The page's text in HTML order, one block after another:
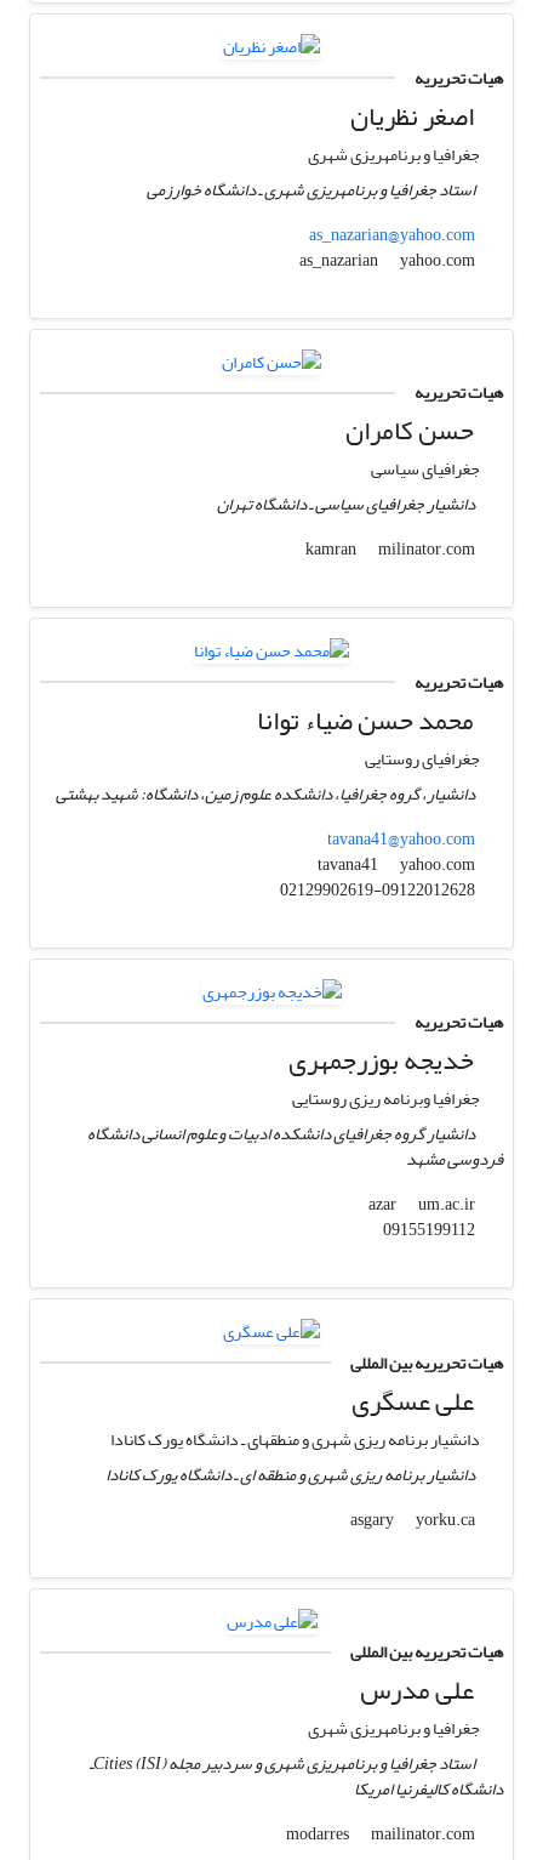
هیات تحریریه
اصغر نظریان
جغرافیا و برنامه‎ریزی شهری
استاد جغرافیا و برنامه‎ریزی شهری ـ دانشگاه خوارزمی
as_nazarian@yahoo.com
as_nazarian
yahoo.com
هیات تحریریه
حسن کامران
جغرافیای سیاسی
دانشیار جغرافیای سیاسی ـ دانشگاه تهران
kamran
milinator.com
هیات تحریریه
محمد حسن ضیاء توانا
جغرافیای روستایی
دانشیار، گروه جغرافیا، دانشکده علوم زمین، دانشگاه: شهید بهشتى
tavana41@yahoo.com
tavana41
yahoo.com
02129902619-09122012628
هیات تحریریه
خدیجه بوزرجمهری
جغرافیا وبرنامه ریزی روستایی
دانشیار گروه جغرافیای دانشکده ادبیات وعلوم انسانی دانشگاه
فردوسی مشهد
azar
um.ac.ir
09155199112
هیات تحریریه بین المللی
علی عسگری
دانشیار برنامه‎ ریزی شهری و منطقه‎ای ـ دانشگاه یورک کانادا
دانشیار برنامه ‎ریزی شهری و منطقه ‎ای ـ دانشگاه یورک کانادا
asgary
yorku.ca
هیات تحریریه بین المللی
علی مدرس
جغرافیا و برنامه‎ریزی شهری
استاد جغرافیا و برنامه‎ریزی شهری و سردبیر مجله (ISI) Citiesـ
دانشگاه کالیفرنیا امریکا
modarres
mailinator.com